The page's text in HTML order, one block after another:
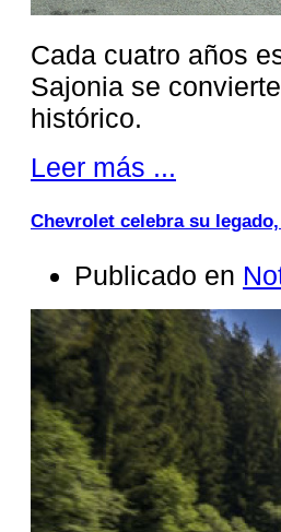
Cada cuatro años
Sajonia se
histórico.
Leer más ...
Chevrolet celebra su
Publicado en